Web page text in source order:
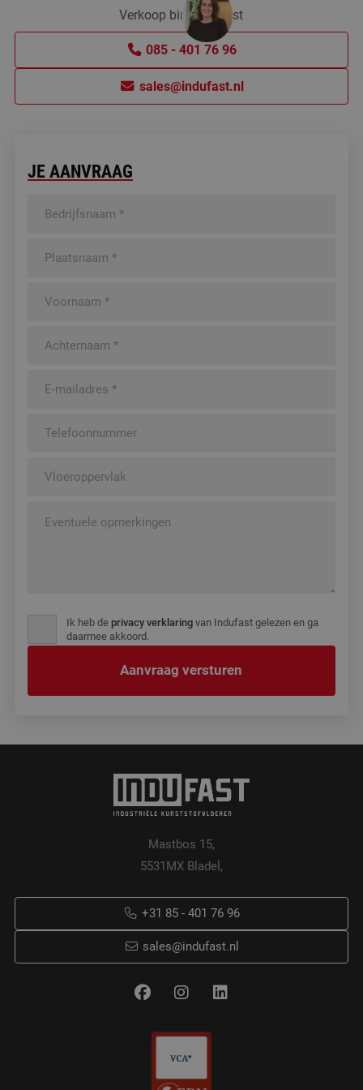
Verkoop binnendienst
085 - 401 76 96
sales@indufast.nl
JE AANVRAAG
Ik heb de privacy verklaring van Indufast gelezen en ga
daarmee akkoord.
Mastbos 15,
5531MX Bladel,
+31 85 - 401 76 96
sales@indufast.nl